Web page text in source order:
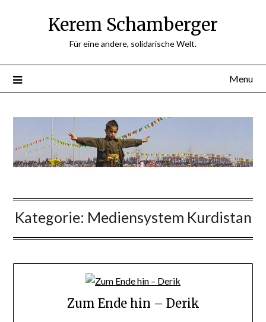
Kerem Schamberger
Für eine andere, solidarische Welt.
Menu
Kategorie: Mediensystem Kurdistan
Zum Ende hin – Derik